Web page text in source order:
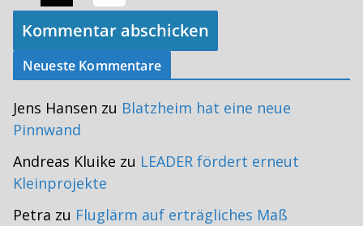
Neueste Kommentare
Jens Hansen zu Blatzheim hat eine neue
Pinnwand
Andreas Kluike zu LEADER fördert erneut
Kleinprojekte
Petra zu Fluglärm auf erträgliches Maß